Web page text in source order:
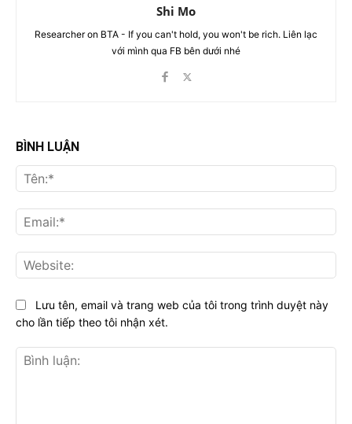
Shi Mo
Researcher on BTA - If you can't hold, you won't be rich. Liên lạc
với mình qua FB bên dưới nhé
BÌNH LUẬN
Lưu tên, email và trang web của tôi trong trình duyệt này
cho lần tiếp theo tôi nhận xét.